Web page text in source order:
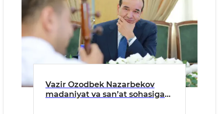
Vazir Ozodbek Nazarbekov
madaniyat va san’at sohasiga